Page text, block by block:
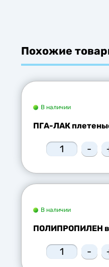
Похожие
В наличии
ПГА-ЛАК
-
В наличии
ПОЛИПРОПИЛЕН в
-